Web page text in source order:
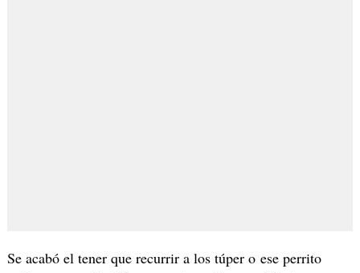
Se acabó el tener que recurrir a los túper o ese perrito